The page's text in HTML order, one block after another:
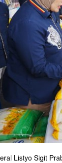
Listyo Sigit